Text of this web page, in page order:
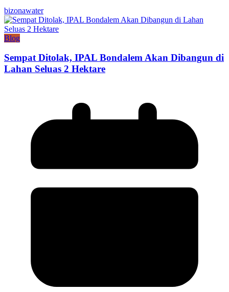
bizonawater
Blog
Sempat Ditolak, IPAL Bondalem Akan Dibangun di
Lahan Seluas 2 Hektare